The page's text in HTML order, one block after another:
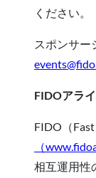
ください。
スポンサー
FIDOアラ
FIDO（
（
相互運用性